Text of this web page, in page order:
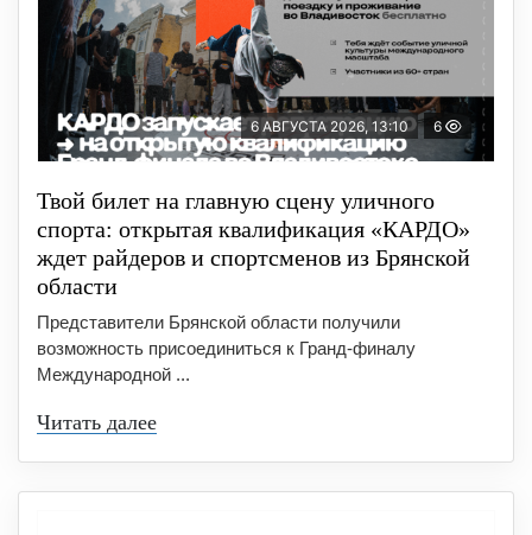
6 АВГУСТА 2026, 13:10 6
Твой билет на главную сцену уличного
спорта: открытая квалификация «КАРДО»
ждет райдеров и спортсменов из Брянской
области
Представители Брянской области получили
возможность присоединиться к Гранд-финалу
Международной ...
Читать далее